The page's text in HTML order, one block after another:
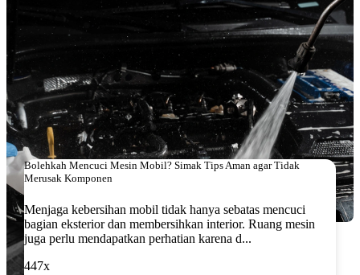
Bolehkah Mencuci Mesin Mobil? Simak Tips Aman agar Tidak
Merusak Komponen
Menjaga kebersihan mobil tidak hanya sebatas mencuci
bagian eksterior dan membersihkan interior. Ruang mesin
juga perlu mendapatkan perhatian karena d...
447x